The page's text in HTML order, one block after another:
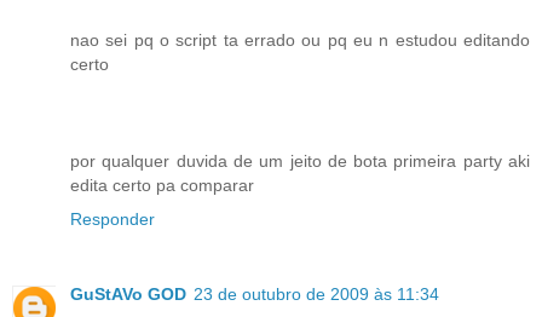
nao sei pq o script ta errado ou pq eu n estudou editando
certo
por qualquer duvida de um jeito de bota primeira party aki
edita certo pa comparar
Responder
GuStAVo GOD 23 de outubro de 2009 às 11:34